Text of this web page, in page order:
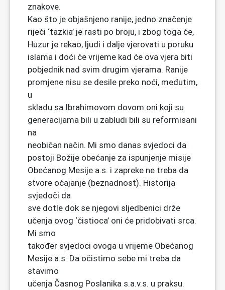
znakove.
Kao što je objašnjeno ranije, jedno značenje
riječi ‘tazkia’ je rasti po broju, i zbog toga će,
Huzur je rekao, ljudi i dalje vjerovati u poruku
islama i doći će vrijeme kad će ova vjera biti
pobjednik nad svim drugim vjerama. Ranije
promjene nisu se desile preko noći, međutim,
u
skladu sa Ibrahimovom dovom oni koji su
generacijama bili u zabludi bili su reformisani
na
neobičan način. Mi smo danas svjedoci da
postoji Božije obećanje za ispunjenje misije
Obećanog Mesije a.s. i zapreke ne treba da
stvore očajanje (beznadnost). Historija
svjedoči da
sve dotle dok se njegovi sljedbenici drže
učenja ovog ‘čistioca’ oni će pridobivati srca.
Mi smo
također svjedoci ovoga u vrijeme Obećanog
Mesije a.s. Da očistimo sebe mi treba da
stavimo
učenja Časnog Poslanika s.a.v.s. u praksu.